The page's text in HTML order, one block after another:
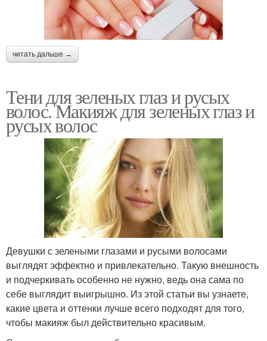
читать дальше →
Тени для зеленых глаз и русых
волос. Макияж для зеленых глаз и
русых волос
Девушки с зелеными глазами и русыми волосами
выглядят эффектно и привлекательно. Такую внешность
и подчеркивать особенно не нужно, ведь она сама по
себе выглядит выигрышно. Из этой статьи вы узнаете,
какие цвета и оттенки лучше всего подходят для того,
чтобы макияж был действительно красивым.